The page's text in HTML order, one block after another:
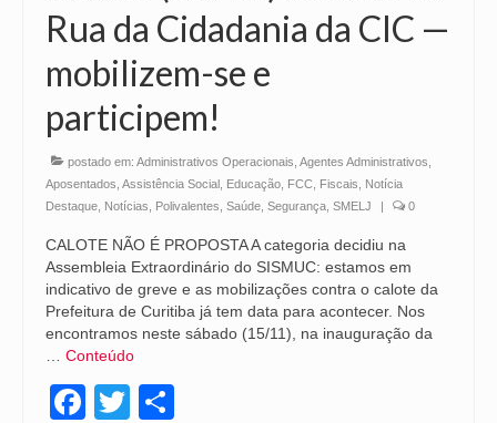
Rua da Cidadania da CIC —
mobilizem-se e
participem!
postado em: Administrativos Operacionais Agentes Administrativos
Aposentados Assistência Social Educação FCC Fiscais
Notícia
Destaque Notícias Polivalentes Saúde Segurança SMELJ | 0
CALOTE NÃO É PROPOSTA A categoria decidiu na
Assembleia Extraordinário do SISMUC: estamos em
indicativo de greve e as mobilizações contra o calote da
Prefeitura de Curitiba já tem data para acontecer. Nos
encontramos neste sábado (15/11), na inauguração da
Conteúdo
Facebook
Twitter